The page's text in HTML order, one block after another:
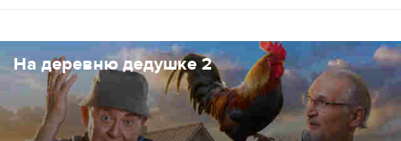
На деревню дедушке 2